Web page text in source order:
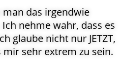
man das irgendwie
nehme wahr, dass es
glaube nicht nur JETZT,
mir sehr extrem zu sein.